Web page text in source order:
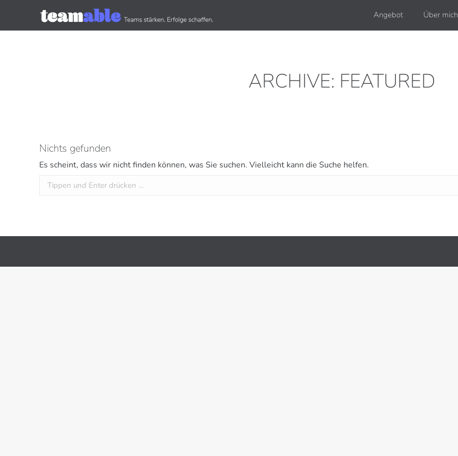
Angebot Über mich
ARCHIVE: FEATURED
Nichts gefunden
Es scheint, dass wir nicht finden können, was Sie suchen. Vielleicht kann die Suche helfen.
Search: